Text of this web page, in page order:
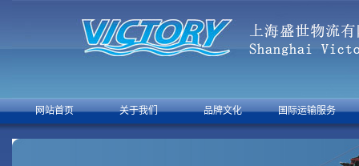
网站首页 关于我们 品牌文化 国际运输服务